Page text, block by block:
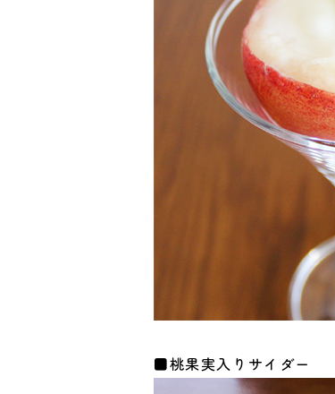
■桃果実入りサイダー